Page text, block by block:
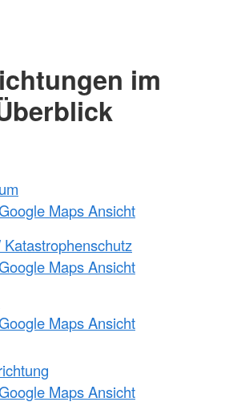
im
Maps Ansicht
Maps Ansicht
Maps Ansicht
Maps Ansicht